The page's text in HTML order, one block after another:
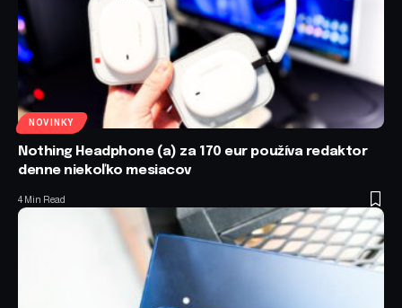
NOVINKY
Nothing Headphone (a) za 170 eur používa redaktor
denne niekoľko mesiacov
4 Min Read